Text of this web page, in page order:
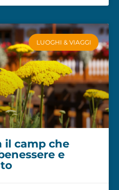
LUOGHI & VIAGGI
il camp che
e